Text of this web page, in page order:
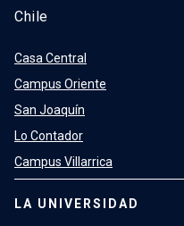
Chile
Casa Central
Campus Oriente
San Joaquín
Lo Contador
Campus Villarrica
LA UNIVERSIDAD